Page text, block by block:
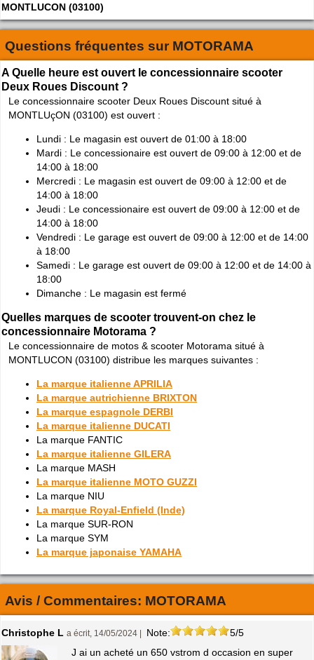
MONTLUCON (03100)
Questions fréquentes sur MOTORAMA
A Quelle heure est ouvert le concessionnaire scooter
Deux Roues Discount ?
Le concessionnaire scooter Deux Roues Discount situé à
MONTLUçON (03100) est ouvert :
Lundi : Le magasin est ouvert de 01:00 à 18:00
Mardi : Le concessionaire est ouvert de 09:00 à 12:00 et de
14:00 à 18:00
Mercredi : Le magasin est ouvert de 09:00 à 12:00 et de
14:00 à 18:00
Jeudi : Le concessionaire est ouvert de 09:00 à 12:00 et de
14:00 à 18:00
Vendredi : Le garage est ouvert de 09:00 à 12:00 et de 14:00
à 18:00
Samedi : Le garage est ouvert de 09:00 à 12:00 et de 14:00 à
18:00
Dimanche : Le magasin est fermé
Quelles marques de scooter trouvent-on chez le
concessionnaire Motorama ?
Le concessionnaire de motos & scooter Motorama situé à
MONTLUCON (03100) distribue les marques suivantes :
La marque italienne APRILIA
La marque autrichienne BRIXTON
La marque espagnole DERBI
La marque italienne DUCATI
La marque FANTIC
La marque italienne GILERA
La marque MASH
La marque italienne MOTO GUZZI
La marque NIU
La marque Royal-Enfield (Inde)
La marque SUR-RON
La marque SYM
La marque japonaise YAMAHA
Avis / Commentaires: MOTORAMA
Christophe L a écrit, 14/05/2024 | Note:
5/5
J ai un acheté un 650 vstrom d occasion en super